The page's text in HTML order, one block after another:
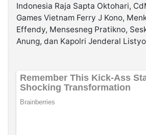
Indonesia Raja Sapta Oktohari,
Games Vietnam Ferry J Kono,
Effendy, Mensesneg Pratikno,
Anung, dan Kapolri Jenderal